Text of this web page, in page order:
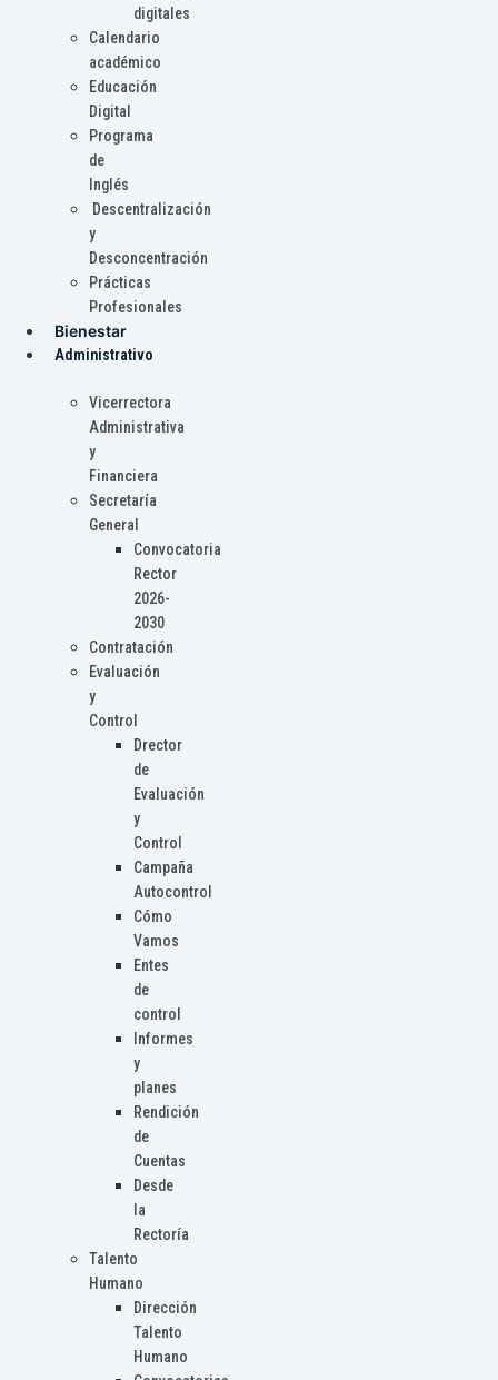
digitales
Calendario
académico
Educación
Digital
Programa
de
Inglés
Descentralización
y
Desconcentración
Prácticas
Profesionales
Bienestar
Administrativo
Vicerrectora
Administrativa
y
Financiera
Secretaría
General
Convocatoria
Rector
2026-
2030
Contratación
Evaluación
y
Control
Drector
de
Evaluación
y
Control
Campaña
Autocontrol
Cómo
Vamos
Entes
de
control
Informes
y
planes
Rendición
de
Cuentas
Desde
la
Rectoría
Talento
Humano
Dirección
Talento
Humano